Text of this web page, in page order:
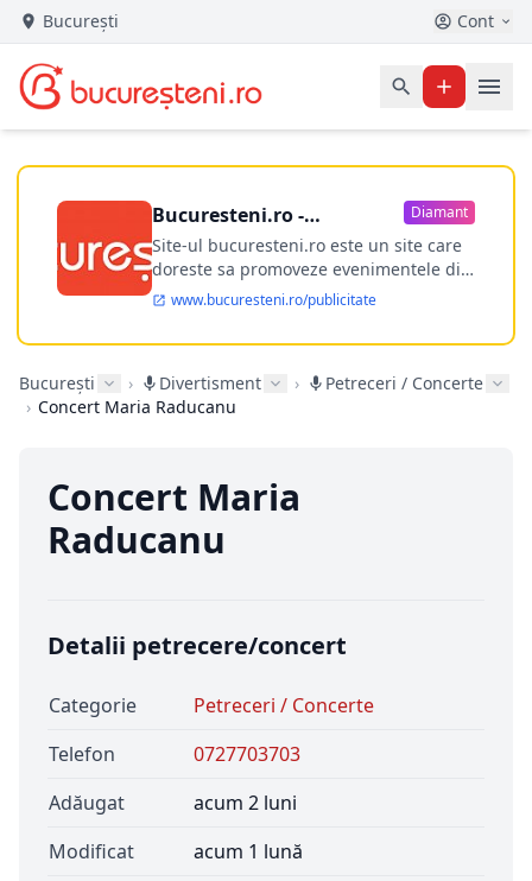
București Cont
Bucuresteni.ro -
publicitate online
Diamant
Site-ul bucuresteni.ro este un site care
doreste sa promoveze evenimentele din
Bucuresti si nu numai, sa puna la
dispozitia utilizatorului cea mai
performanta harta electronica a
ofere posibilitatea firmel...
www.bucuresteni.ro/publicitate
București › Divertisment ›
Petreceri / Concerte
› Concert Maria Raducanu
Concert Maria
Raducanu
Detalii petrecere/concert
Categorie
Petreceri / Concerte
Telefon
0727703703
Adăugat
acum 2 luni
Modificat
acum 1 lună